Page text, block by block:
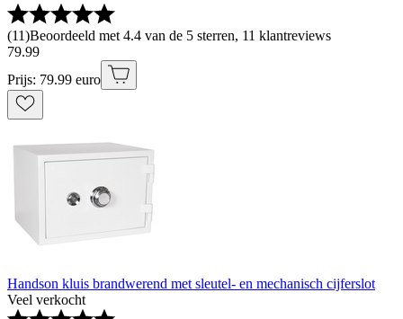
(11)Beoordeeld met 4.4 van de 5 sterren, 11 klantreviews
79.99
Prijs: 79.99 euro
Handson kluis brandwerend met sleutel- en mechanisch cijferslot
Veel verkocht